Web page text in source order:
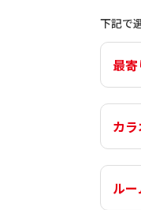
下記で
最
カ
ル